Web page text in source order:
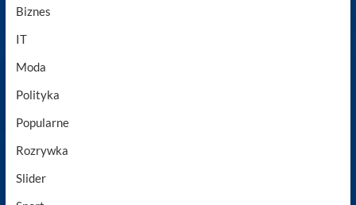
Biznes
IT
Moda
Polityka
Popularne
Rozrywka
Slider